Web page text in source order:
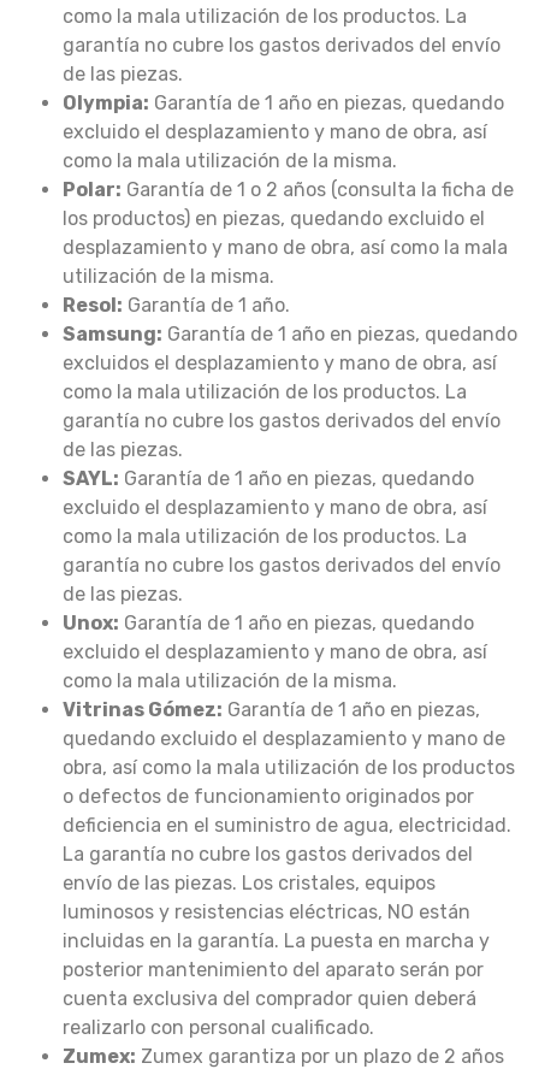
como la mala utilización de los productos. La
garantía no cubre los gastos derivados del envío
de las piezas.
Olympia: Garantía de 1 año en piezas, quedando
excluido el desplazamiento y mano de obra, así
como la mala utilización de la misma.
Polar: Garantía de 1 o 2 años (consulta la ficha de
los productos) en piezas, quedando excluido el
desplazamiento y mano de obra, así como la mala
utilización de la misma.
Resol: Garantía de 1 año.
Samsung: Garantía de 1 año en piezas, quedando
excluidos el desplazamiento y mano de obra, así
como la mala utilización de los productos. La
garantía no cubre los gastos derivados del envío
de las piezas.
SAYL: Garantía de 1 año en piezas, quedando
excluido el desplazamiento y mano de obra, así
como la mala utilización de los productos. La
garantía no cubre los gastos derivados del envío
de las piezas.
Unox: Garantía de 1 año en piezas, quedando
excluido el desplazamiento y mano de obra, así
como la mala utilización de la misma.
Vitrinas Gómez: Garantía de 1 año en piezas,
quedando excluido el desplazamiento y mano de
obra, así como la mala utilización de los productos
o defectos de funcionamiento originados por
deficiencia en el suministro de agua, electricidad.
La garantía no cubre los gastos derivados del
envío de las piezas. Los cristales, equipos
luminosos y resistencias eléctricas, NO están
incluidas en la garantía. La puesta en marcha y
posterior mantenimiento del aparato serán por
cuenta exclusiva del comprador quien deberá
realizarlo con personal cualificado.
Zumex: Zumex garantiza por un plazo de 2 años